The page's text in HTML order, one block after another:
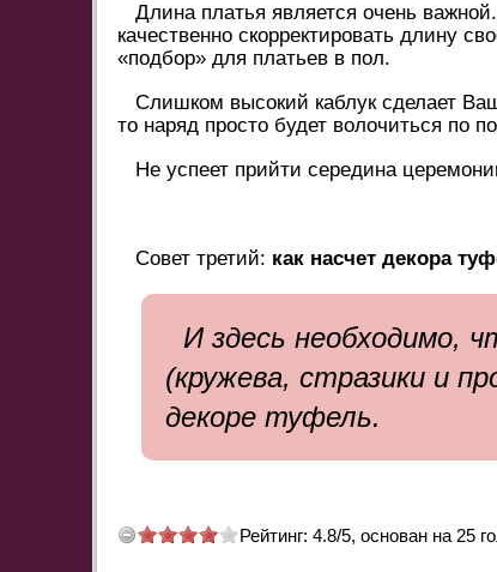
Длина платья является очень
качественно скорректировать длину
«подбор» для платьев в пол.
Слишком высокий каблук сделает
то наряд просто будет волочиться по
Не успеет прийти середина
Совет третий: как насчет декора
И здесь необходимо,
(кружева, стразики и
декоре туфель.
Рейтинг: 4.8/5, основан на 25